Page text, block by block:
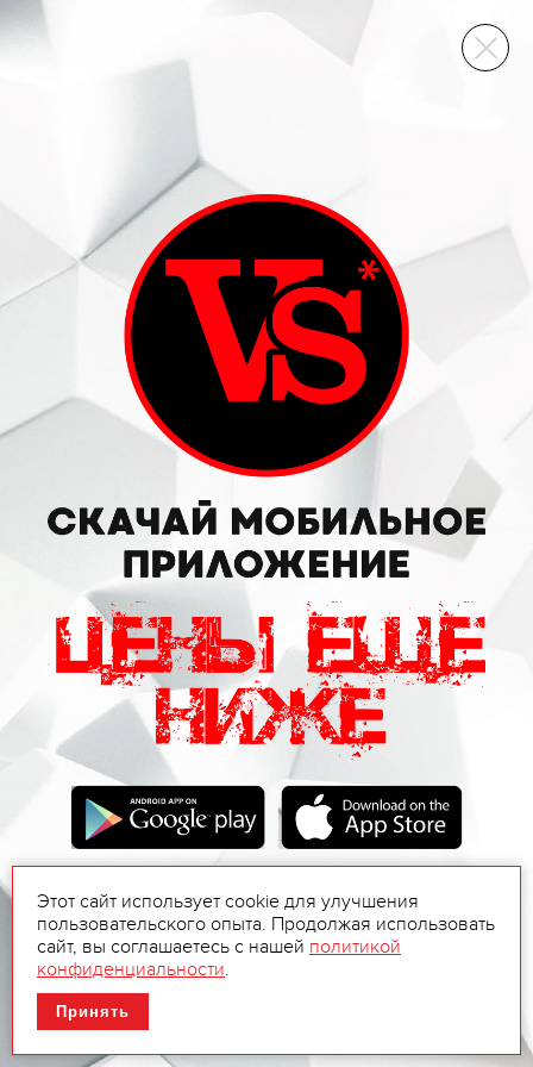
ВИННЫЙ СКЛАД
Этот сайт использует cookie для улучшения
пользовательского опыта. Продолжая использовать
сайт, вы соглашаетесь с нашей политикой
конфиденциальности.
Принять